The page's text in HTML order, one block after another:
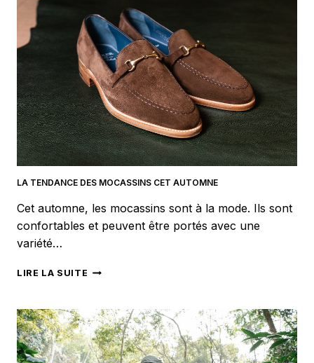
ONT
MARQUÉ
UNE
GÉNÉRATION
LA TENDANCE DES MOCASSINS CET AUTOMNE
Cet automne, les mocassins sont à la mode. Ils sont
confortables et peuvent être portés avec une
variété…
LIRE LA SUITE LA
MOCASSINS
CET
AUTOMNE